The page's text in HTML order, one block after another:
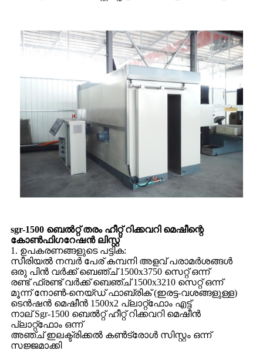
sgr-1500 ബെൽറ്റ് തരം ഹീറ്റ് റിക്കവറി മെഷീന്റെ
കോൺഫിഗറേഷൻ ലിസ്റ്റ്
1. ഉപകരണങ്ങളുടെ പട്ടിക:
സീരിയൽ നമ്പർ പേര് കമ്പനി അളവ് പരാമർശങ്ങൾ
ഒരു പിൻ വർക്ക് ബെഞ്ച് 1500x3750 സെറ്റ് ഒന്ന്
രണ്ട് ഫ്രണ്ട് വർക്ക് ബെഞ്ച് 1500x3210 സെറ്റ് ഒന്ന്
മൂന്ന് നോൺ-നെയ്‌ഡ് ഫാബ്രിക് (ഇരട്ട-വശങ്ങളുള്ള)
ടെൻഷൻ മെഷീൻ 1500x2 പ്ലാറ്റ്‌ഫോം എട്ട്
നാല് Sgr-1500 ബെൽറ്റ് ഹീറ്റ് റിക്കവറി മെഷീൻ
പ്ലാറ്റ്ഫോം ഒന്ന്
അഞ്ച് ഇലക്ട്രിക്കൽ കൺട്രോൾ സിസ്റ്റം ഒന്ന്
സജ്ജമാക്കി